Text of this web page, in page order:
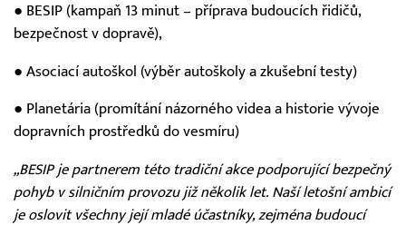
● BESIP (kampaň 13 minut – příprava budoucích řidičů,
bezpečnost v dopravě),
● Asociací autoškol (výběr autoškoly a zkušební testy)
● Planetária (promítání názorného videa a historie vývoje
dopravních prostředků do vesmíru)
„BESIP je partnerem této tradiční akce podporující bezpečný
pohyb v silničním provozu již několik let. Naší letošní ambicí
je oslovit všechny její mladé účastníky, zejména budoucí